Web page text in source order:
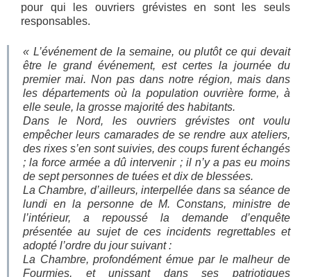
pour qui les ouvriers grévistes en sont les seuls
responsables.
« L’événement de la semaine, ou plutôt ce qui devait
être le grand événement, est certes la journée du
premier mai. Non pas dans notre région, mais dans
les départements où la population ouvrière forme, à
elle seule, la grosse majorité des habitants.
Dans le Nord, les ouvriers grévistes ont voulu
empêcher leurs camarades de se rendre aux ateliers,
des rixes s’en sont suivies, des coups furent échangés
; la force armée a dû intervenir ; il n’y a pas eu moins
de sept personnes de tuées et dix de blessées.
La Chambre, d’ailleurs, interpellée dans sa séance de
lundi en la personne de M. Constans, ministre de
l’intérieur, a repoussé la demande d’enquête
présentée au sujet de ces incidents regrettables et
adopté l’ordre du jour suivant :
La Chambre, profondément émue par le malheur de
Fourmies, et unissant dans ses patriotiques